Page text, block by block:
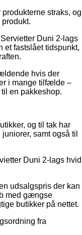
straks, og
Duni 2-lags
et fastslået tidspunkt,
hvis der
i mange tilfælde –
en pakkeshop.
og til tak har
samt også til
Duni 2-lags hvid
udsalgspris der kan
med gængse
butikker på nettet.
fra